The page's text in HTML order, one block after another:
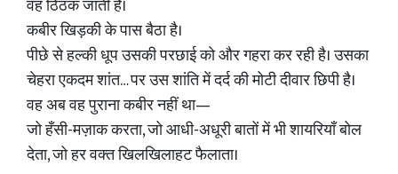
वह ठिठक जाती है।
कबीर खिड़की के पास बैठा है।
पीछे से हल्की धूप उसकी परछाई को और गहरा कर रही है। उसका
चेहरा एकदम शांत… पर उस शांति में दर्द की मोटी दीवार छिपी है।
वह अब वह पुराना कबीर नहीं था—
जो हँसी-मज़ाक करता, जो आधी-अधूरी बातों में भी शायरियाँ बोल
देता, जो हर वक्त खिलखिलाहट फैलाता।